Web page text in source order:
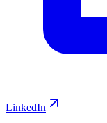
LinkedIn